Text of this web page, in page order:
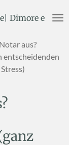
Dimore e
aus?
entscheidenden